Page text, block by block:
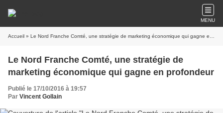
MENU
Accueil » Le Nord Franche Comté, une stratégie de marketing économique qui gagne en profondeur
Le Nord Franche Comté, une stratégie de
marketing économique qui gagne en profondeur
Publié le 17/10/2016 à 19:57
Par Vincent Gollain